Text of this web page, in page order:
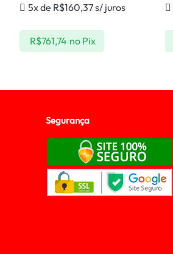
5x de R$160,37s/ juros
R$761,74 no Pix
Segurança